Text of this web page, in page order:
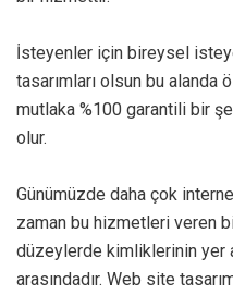
İsteyenler için bireysel
tasarımları olsun bu
mutlaka %100 garantili bir
olur.
Günümüzde daha çok
zaman bu hizmetleri veren
düzeylerde kimliklerinin yer
arasındadır. Web site